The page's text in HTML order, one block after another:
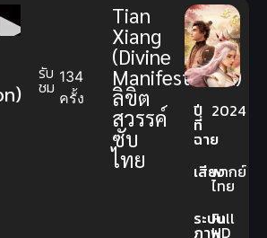
รับ
ชม 134
ครั้ง
Tian
Xiang
(Divine
Manifestation)
ลิขิต
สวรรค์
ซับ
ไทย
ปี
ที่
ฉาย
2024
เสียงพากย์
ไทย
ระบบ
ภาพ
Full
HD